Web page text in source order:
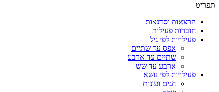
תפריט
הרצאות וסדנאות
חוברות פעילות
פעילויות לפי גיל
אפס עד שתיים
שתיים עד ארבע
ארבע עד שש
פעילויות לפי נושא
חגים ועונות